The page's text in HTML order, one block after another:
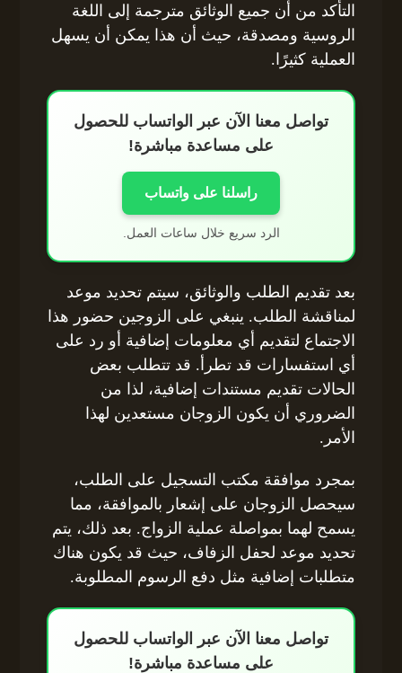
التأكد من أن جميع الوثائق مترجمة إلى اللغة
الروسية ومصدقة، حيث أن هذا يمكن أن يسهل
العملية كثيرًا.
تواصل معنا الآن عبر الواتساب للحصول
على مساعدة مباشرة!
راسلنا على واتساب
الرد سريع خلال ساعات العمل.
بعد تقديم الطلب والوثائق، سيتم تحديد موعد
لمناقشة الطلب. ينبغي على الزوجين حضور هذا
الاجتماع لتقديم أي معلومات إضافية أو رد على
أي استفسارات قد تطرأ. قد تتطلب بعض
الحالات تقديم مستندات إضافية، لذا من
الضروري أن يكون الزوجان مستعدين لهذا
الأمر.
بمجرد موافقة مكتب التسجيل على الطلب،
سيحصل الزوجان على إشعار بالموافقة، مما
يسمح لهما بمواصلة عملية الزواج. بعد ذلك، يتم
تحديد موعد لحفل الزفاف، حيث قد يكون هناك
متطلبات إضافية مثل دفع الرسوم المطلوبة.
تواصل معنا الآن عبر الواتساب للحصول
على مساعدة مباشرة!